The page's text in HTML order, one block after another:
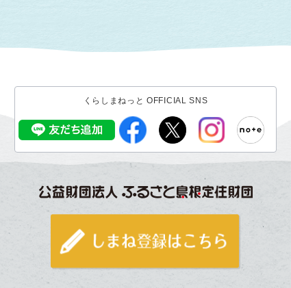
くらしまねっと OFFICIAL SNS